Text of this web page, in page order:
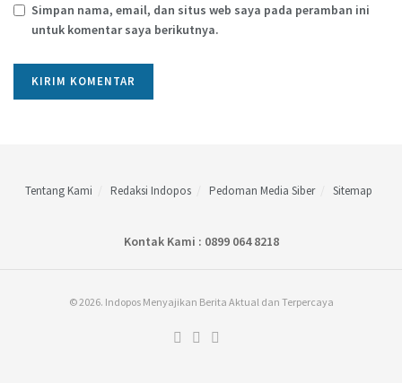
Simpan nama, email, dan situs web saya pada peramban ini
untuk komentar saya berikutnya.
Tentang Kami Redaksi Indopos Pedoman Media Siber Sitemap
Kontak Kami : 0899 064 8218
© 2026. Indopos Menyajikan Berita Aktual dan Terpercaya